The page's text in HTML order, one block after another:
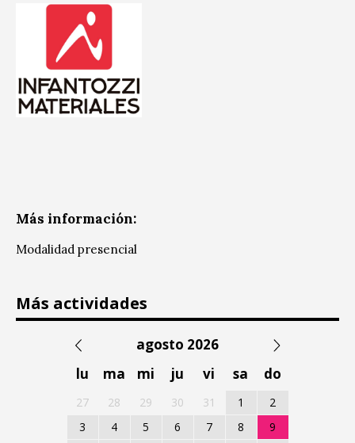
Más información:
Modalidad presencial
Más actividades
agosto 2026
lu
ma mi ju vi sa do
27 28 29 30 31 1
2
3
4 5 6 7 8
9